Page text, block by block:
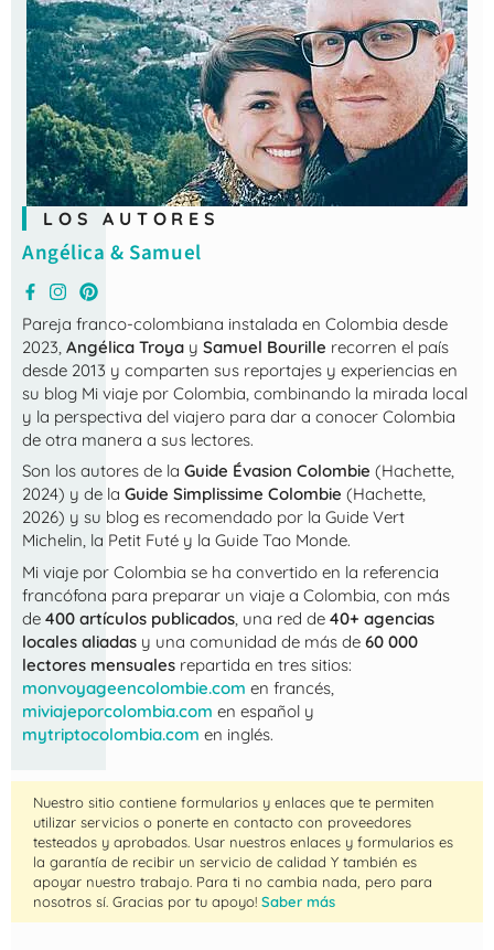
LOS AUTORES
Angélica & Samuel
Pareja franco-colombiana instalada en Colombia desde
2023, Angélica Troya y Samuel Bourille recorren el país
desde 2013 y comparten sus reportajes y experiencias en
su blog Mi viaje por Colombia, combinando la mirada local
y la perspectiva del viajero para dar a conocer Colombia
de otra manera a sus lectores.
Son los autores de la Guide Évasion Colombie (Hachette,
2024) y de la Guide Simplissime Colombie (Hachette,
2026) y su blog es recomendado por la Guide Vert
Michelin, la Petit Futé y la Guide Tao Monde.
Mi viaje por Colombia se ha convertido en la referencia
francófona para preparar un viaje a Colombia, con más
de 400 artículos publicados, una red de 40+ agencias
locales aliadas y una comunidad de más de 60 000
lectores mensuales repartida en tres sitios:
monvoyageencolombie.com en francés,
miviajeporcolombia.com en español y
mytriptocolombia.com en inglés.
Nuestro sitio contiene formularios y enlaces que te permiten
utilizar servicios o ponerte en contacto con proveedores
testeados y aprobados. Usar nuestros enlaces y formularios es
la garantía de recibir un servicio de calidad Y también es
apoyar nuestro trabajo. Para ti no cambia nada, pero para
nosotros sí. Gracias por tu apoyo! Saber más